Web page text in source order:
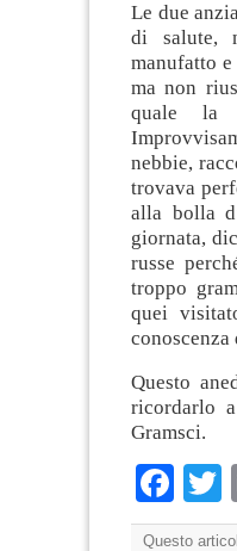
Le due
di salute,
manufatto
ma non
quale la
nebbie,
trovava
alla bolla
giornata,
russe
troppo
quei
Questo
ricordarlo
Gramsci.
Questo